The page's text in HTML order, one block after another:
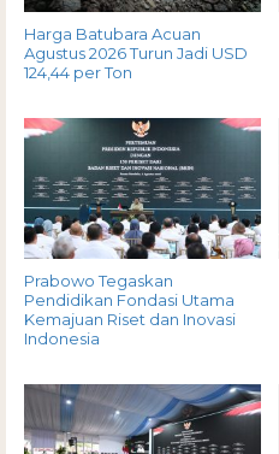
Harga Batubara Acuan
Agustus 2026 Turun Jadi USD
124,44 per Ton
Prabowo Tegaskan
Pendidikan Fondasi Utama
Kemajuan Riset dan Inovasi
Indonesia